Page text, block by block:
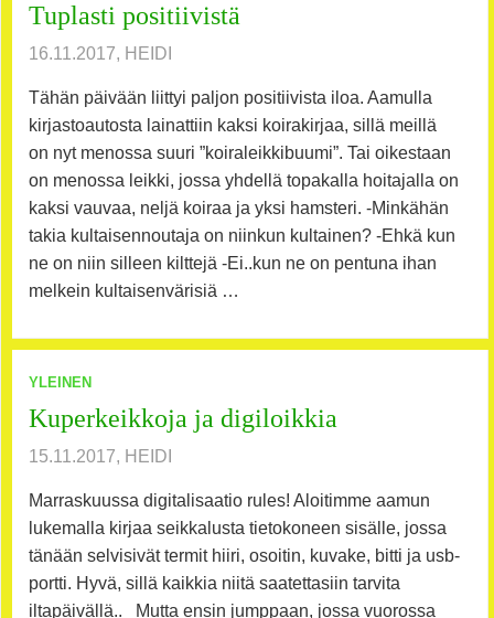
Tuplasti positiivistä
16.11.2017, HEIDI
Tähän päivään liittyi paljon positiivista iloa. Aamulla
kirjastoautosta lainattiin kaksi koirakirjaa, sillä meillä
on nyt menossa suuri ”koiraleikkibuumi”. Tai oikestaan
on menossa leikki, jossa yhdellä topakalla hoitajalla on
kaksi vauvaa, neljä koiraa ja yksi hamsteri. -Minkähän
takia kultaisennoutaja on niinkun kultainen? -Ehkä kun
ne on niin silleen kilttejä -Ei..kun ne on pentuna ihan
melkein kultaisenvärisiä …
YLEINEN
Kuperkeikkoja ja digiloikkia
15.11.2017, HEIDI
Marraskuussa digitalisaatio rules! Aloitimme aamun
lukemalla kirjaa seikkalusta tietokoneen sisälle, jossa
tänään selvisivät termit hiiri, osoitin, kuvake, bitti ja usb-
portti. Hyvä, sillä kaikkia niitä saatettasiin tarvita
iltapäivällä.. Mutta ensin jumppaan, jossa vuorossa